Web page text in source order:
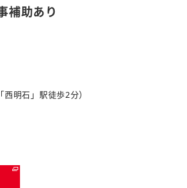
補助あり
明石」駅徒歩2分）